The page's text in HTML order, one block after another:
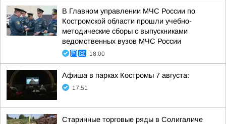
В Главном управлении МЧС России по
Костромской области прошли учебно-
методические сборы с выпускниками
ведомственных вузов МЧС России
18:00
Афиша в парках Костромы 7 августа:
17:51
Старинные торговые ряды в Солигаличе